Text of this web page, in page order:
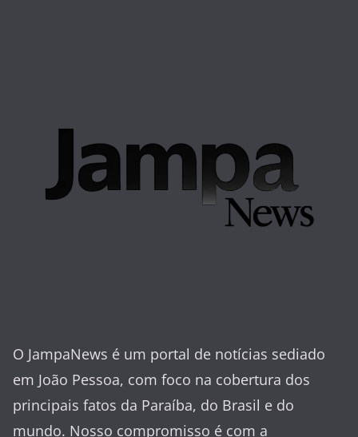
O JampaNews é um portal de notícias sediado
em João Pessoa, com foco na cobertura dos
principais fatos da Paraíba, do Brasil e do
mundo. Nosso compromisso é com a